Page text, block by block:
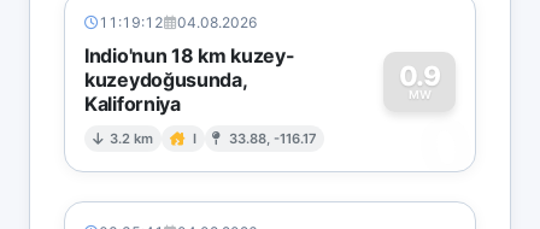
11:19:12 04.08.2026
Indio'nun 18 km kuzey-
kuzeydoğusunda,
Kaliforniya
3.2 km I 33.88, -116.17
0.9
MW
0